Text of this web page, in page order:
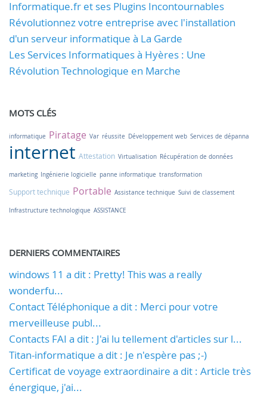
Informatique.fr et ses Plugins Incontournables
Révolutionnez votre entreprise avec l'installation
d'un serveur informatique à La Garde
Les Services Informatiques à Hyères : Une
Révolution Technologique en Marche
MOTS CLÉS
informatique Piratage Var réussite Développement web Services de dépanna
internet Attestation Virtualisation Récupération de données
marketing Ingénierie logicielle panne informatique transformation
Support technique Portable Assistance technique Suivi de classement
Infrastructure technologique ASSISTANCE
DERNIERS COMMENTAIRES
windows 11 a dit : Pretty! This was a really
wonderfu...
Contact Téléphonique a dit : Merci pour votre
merveilleuse publ...
Contacts FAI a dit : J'ai lu tellement d'articles sur l...
Titan-informatique a dit : Je n'espère pas ;-)
Certificat de voyage extraordinaire a dit : Article très
énergique, j'ai...